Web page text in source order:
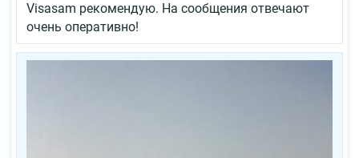
Visasam рекомендую. На сообщения отвечают
очень оперативно!